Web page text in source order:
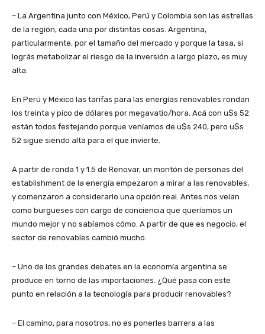
– La Argentina junto con México, Perú y Colombia son las estrellas
de la región, cada una por distintas cosas. Argentina,
particularmente, por el tamaño del mercado y porque la tasa, si
lográs metabolizar el riesgo de la inversión a largo plazo, es muy
alta.
En Perú y México las tarifas para las energías renovables rondan
los treinta y pico de dólares por megavatio/hora. Acá con u$s 52
están todos festejando porque veníamos de u$s 240, pero u$s
52 sigue siendo alta para el que invierte.
A partir de ronda 1 y 1.5 de Renovar, un montón de personas del
establishment de la energía empezaron a mirar a las renovables,
y comenzaron a considerarlo una opción real. Antes nos veían
como burgueses con cargo de conciencia que queríamos un
mundo mejor y no sabíamos cómo. A partir de que es negocio, el
sector de renovables cambió mucho.
– Uno de los grandes debates en la economía argentina se
produce en torno de las importaciones. ¿Qué pasa con este
punto en relación a la tecnología para producir renovables?
– El camino, para nosotros, no es ponerles barrera a las